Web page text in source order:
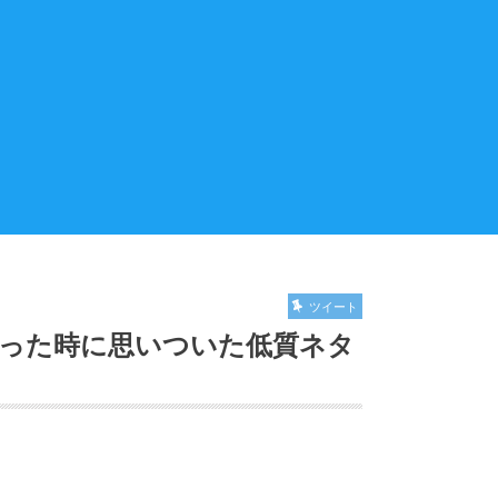
ツイート
た時に思いついた低質ネタ